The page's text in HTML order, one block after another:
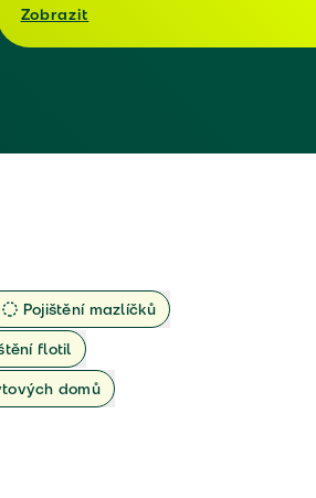
Zobrazit
Pojištění mazlíčků
flotil
domů